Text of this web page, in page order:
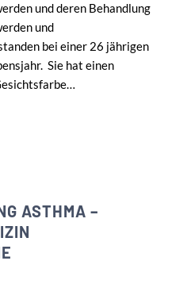
und deren Behandlung
und
bei einer 26 jährigen
Sie hat einen
ASTHMA –